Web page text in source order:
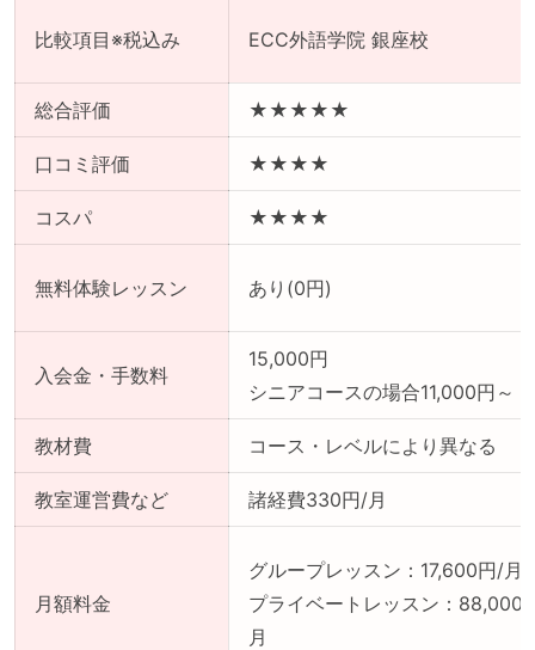
比較項目※税込み ECC外語学院 銀座校
総合評価 ★★★★★
口コミ評価 ★★★★
コスパ ★★★★
無料体験レッスン あり(0円)
入会金・手数料
15,000円
シニアコースの場合11,000円～
教材費 コース・レベルにより異なる
教室運営費など 諸経費330円/月
月額料金
グループレッスン：17,600円/月
プライベートレッスン：88,000
月